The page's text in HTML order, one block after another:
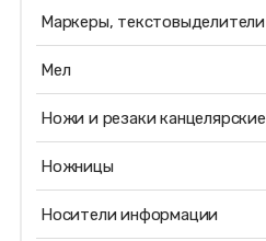
Маркеры, текстовыделители
Мел
Ножи и резаки канцелярские
Ножницы
Носители информации